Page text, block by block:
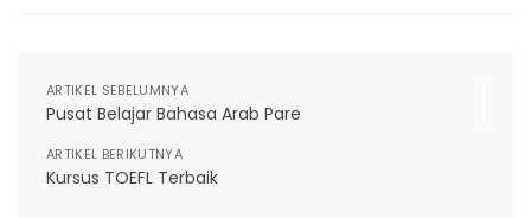
ARTIKEL SEBELUMNYA
Pusat Belajar Bahasa Arab Pare
ARTIKEL BERIKUTNYA
Kursus TOEFL Terbaik